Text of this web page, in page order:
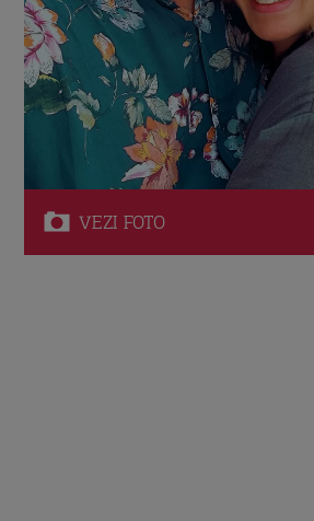
VEZI FOTO